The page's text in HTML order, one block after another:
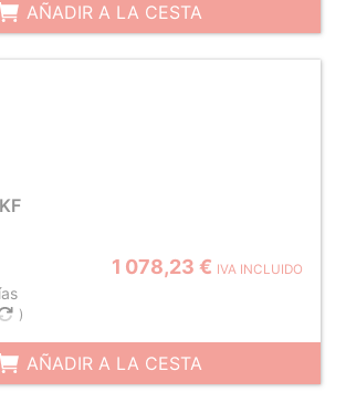
AÑADIR A LA CESTA
1 078,23 € IVA INCLUIDO
)
AÑADIR A LA CESTA